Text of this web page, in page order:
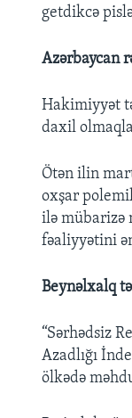
getdikcə
Azərbaycan
Hakimiyyət
daxil
Ötən ilin
oxşar
ilə mübarizə
fəaliyyətini
Beynəlxalq
“Sərhədsiz
Azadlığı
ölkədə